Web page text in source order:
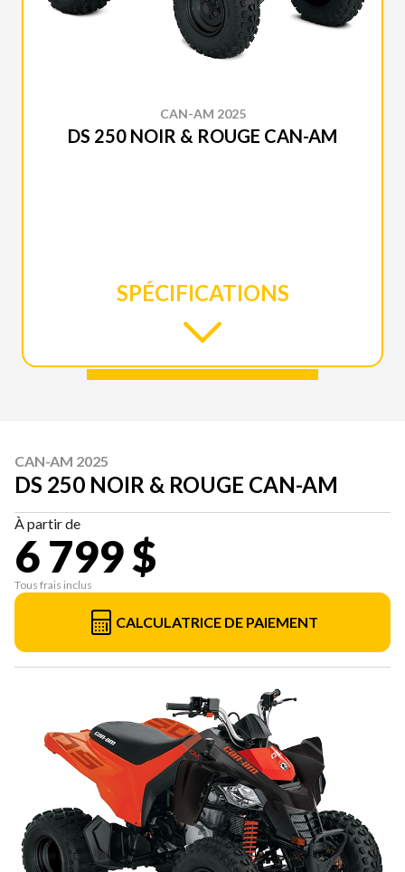
CAN-AM 2025
DS 250 NOIR & ROUGE CAN-AM
SPÉCIFICATIONS
CAN-AM 2025
DS 250 NOIR & ROUGE CAN-AM
À partir de
6 799 $
Tous frais inclus
CALCULATRICE DE PAIEMENT